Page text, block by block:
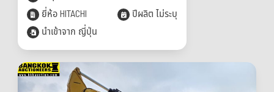
ยี่ห้อ HITACHI
ปีผลิต ไม่ระบุ
นำเข้าจาก ญี่ปุ่น